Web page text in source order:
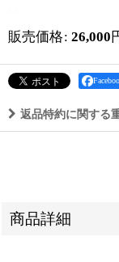
販売価格: 26,000
返品特約に関する
商品詳細